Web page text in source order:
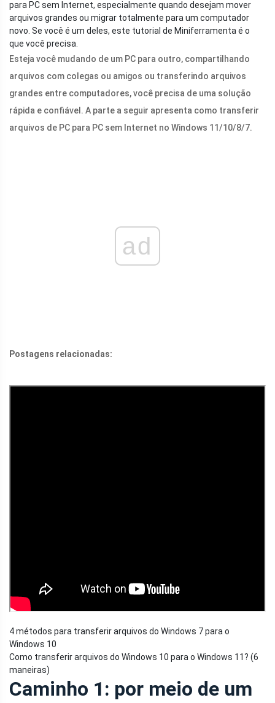
para PC sem Internet, especialmente quando desejam mover
arquivos grandes ou migrar totalmente para um computador
novo. Se você é um deles, este tutorial de Miniferramenta é o
que você precisa.
Esteja você mudando de um PC para outro, compartilhando
arquivos com colegas ou amigos ou transferindo arquivos
grandes entre computadores, você precisa de uma solução
rápida e confiável. A parte a seguir apresenta como transferir
arquivos de PC para PC sem Internet no Windows 11/10/8/7.
ad
Postagens relacionadas:
4 métodos para transferir arquivos do Windows 7 para o
Windows 10
Como transferir arquivos do Windows 10 para o Windows 11? (6
maneiras)
Caminho 1: por meio de um